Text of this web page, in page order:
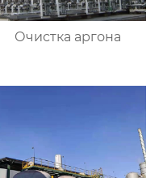
Очистка аргона